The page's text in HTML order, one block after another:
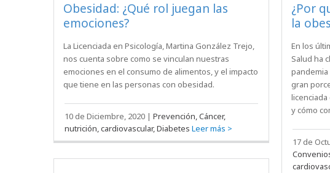
Obesidad: ¿Qué rol juegan las
emociones?
La Licenciada en Psicología, Martina González Trejo,
nos cuenta sobre como se vinculan nuestras
emociones en el consumo de alimentos, y el impacto
que tiene en las personas con obesidad.
10 de Diciembre, 2020 |Prevención, Cáncer,
nutrición, cardiovascular, Diabetes Leer más >
¿Por
la
En los
Salud ha
gran
y cómo
17 de